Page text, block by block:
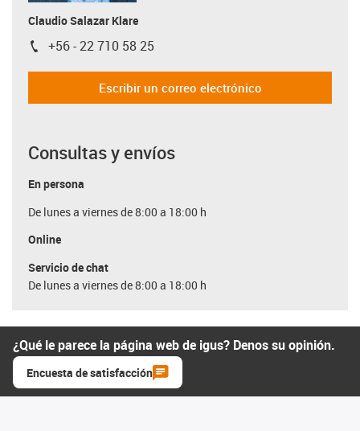
Claudio Salazar Klare
igus-icon-phone
+56 - 22 710 58 25
Escribir un correo electrónico
Consultas y envíos
En persona
De lunes a viernes de 8:00 a 18:00 h
Online
Servicio de chat
De lunes a viernes de 8:00 a 18:00 h
¿Qué le parece la página web de igus? Denos su opinión.
Encuesta de satisfacción